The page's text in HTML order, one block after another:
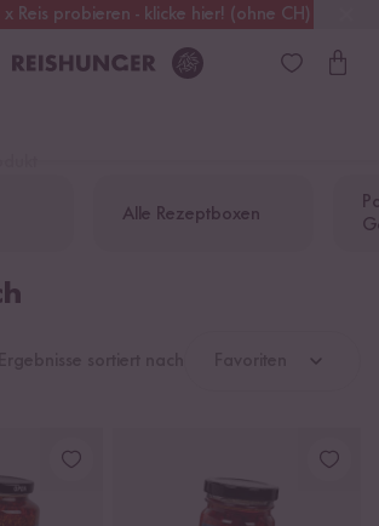
x Reis probieren - klicke hier! (ohne CH)
Kostenloser Versand
Alle Rezeptboxen